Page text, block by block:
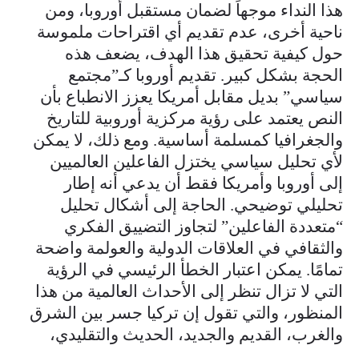
هذا النداء موجهاً لضمان مستقبل أوروبا، ومن
ناحية أخرى، عدم تقديم أي اقتراحات ملموسة
حول كيفية تحقيق هذا الهدف، يضعف هذه
الحجة بشكل كبير. تقديم أوروبا كـ”مجتمع
سياسي” بديل مقابل أمريكا يعزز الانطباع بأن
النص يعتمد على رؤية مركزية أوروبية للتاريخ
والجغرافيا كمسلمة أساسية. ومع ذلك، لا يمكن
لأي تحليل سياسي يختزل الفاعلين العالميين
إلى أوروبا وأمريكا فقط أن يدعي أنه إطار
تحليلي توضيحي. الحاجة إلى أشكال تحليل
“متعددة الفاعلين” لتجاوز التضييق الفكري
والثقافي في العلاقات الدولية والعولمة واضحة
تمامًا. يمكن اعتبار الخطأ الرئيسي في الرؤية
التي لا تزال تنظر إلى الأحداث العالمية من هذا
المنظور، والتي تقول إن تركيا جسر بين الشرق
والغرب، القديم والجديد، الحديث والتقليدي،